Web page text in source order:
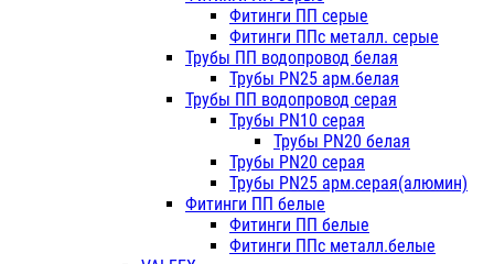
Фитинги ПП серые
Фитинги ППс металл. серые
Трубы ПП водопровод белая
Трубы PN25 арм.белая
Трубы ПП водопровод серая
Трубы PN10 серая
Трубы PN20 белая
Трубы PN20 серая
Трубы PN25 арм.серая(алюмин)
Фитинги ПП белые
Фитинги ПП белые
Фитинги ППс металл.белые